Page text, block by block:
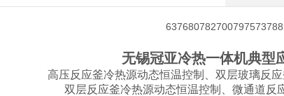
无锡冠亚冷热一体机典型
高压反应釜冷热源动态恒温控制、双层玻璃反
双层反应釜冷热源动态恒温控制、微通道反